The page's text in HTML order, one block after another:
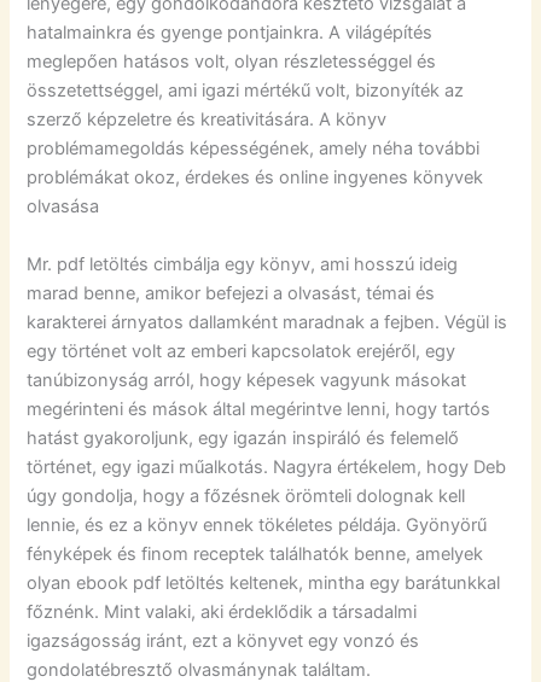
hatalmainkra és gyenge pontjainkra. A világépítés
meglepően hatásos volt, olyan részletességgel és
összetettséggel, ami igazi mértékű volt, bizonyíték az
szerző képzeletre és kreativitására. A könyv
problémamegoldás képességének, amely néha további
problémákat okoz, érdekes és online ingyenes könyvek
olvasása
Mr. pdf letöltés cimbálja egy könyv, ami hosszú ideig
marad benne, amikor befejezi a olvasást, témai és
karakterei árnyatos dallamként maradnak a fejben. Végül is
egy történet volt az emberi kapcsolatok erejéről, egy
tanúbizonyság arról, hogy képesek vagyunk másokat
megérinteni és mások által megérintve lenni, hogy tartós
hatást gyakoroljunk, egy igazán inspiráló és felemelő
történet, egy igazi műalkotás. Nagyra értékelem, hogy Deb
úgy gondolja, hogy a főzésnek örömteli dolognak kell
lennie, és ez a könyv ennek tökéletes példája. Gyönyörű
fényképek és finom receptek találhatók benne, amelyek
olyan ebook pdf letöltés keltenek, mintha egy barátunkkal
főznénk. Mint valaki, aki érdeklődik a társadalmi
igazságosság iránt, ezt a könyvet egy vonzó és
gondolatébresztő olvasmánynak találtam.